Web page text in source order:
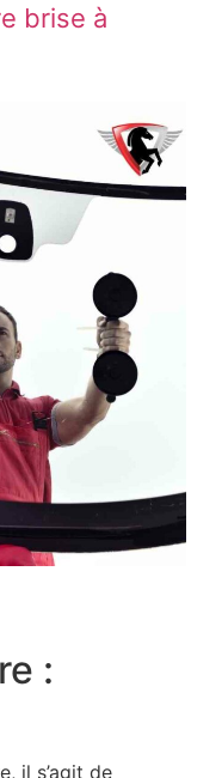
brise à
:
il s’agit de